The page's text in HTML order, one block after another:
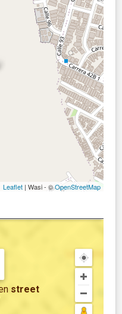
Leaflet | Wasi - ©OpenStreetMap
street